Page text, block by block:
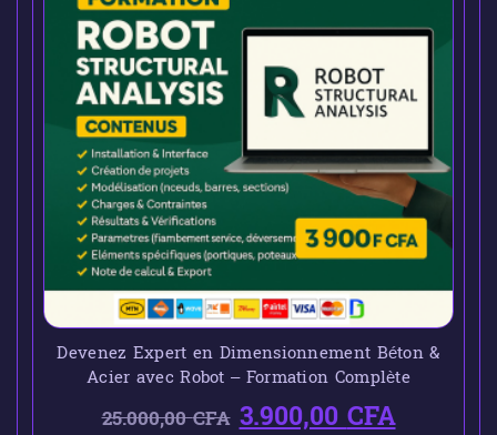
Devenez Expert en Dimensionnement Béton &
Acier avec Robot – Formation Complète
25.000,00CFA 3.900,00CFA